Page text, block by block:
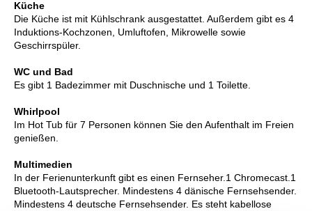
Küche
Die Küche ist mit Kühlschrank ausgestattet. Außerdem gibt es 4
Induktions-Kochzonen, Umluftofen, Mikrowelle sowie
Geschirrspüler.
WC und Bad
Es gibt 1 Badezimmer mit Duschnische und 1 Toilette.
Whirlpool
Im Hot Tub für 7 Personen können Sie den Aufenthalt im Freien
genießen.
Multimedien
In der Ferienunterkunft gibt es einen Fernseher.1 Chromecast.1
Bluetooth-Lautsprecher. Mindestens 4 dänische Fernsehsender.
Mindestens 4 deutsche Fernsehsender. Es steht kabellose